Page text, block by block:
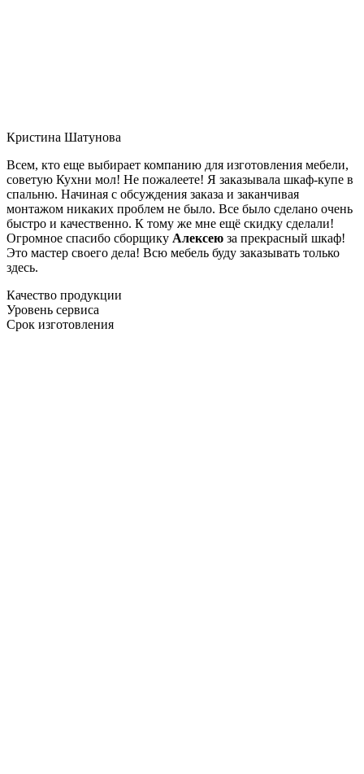
Кристина Шатунова
Всем, кто еще выбирает компанию для изготовления мебели,
советую Кухни мол! Не пожалеете! Я заказывала шкаф-купе в
спальню. Начиная с обсуждения заказа и заканчивая
монтажом никаких проблем не было. Все было сделано очень
быстро и качественно. К тому же мне ещё скидку сделали!
Огромное спасибо сборщику Алексею за прекрасный шкаф!
Это мастер своего дела! Всю мебель буду заказывать только
здесь.
Качество продукции
Уровень сервиса
Срок изготовления